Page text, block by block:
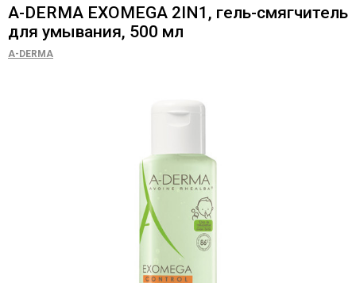
A-DERMA EXOMEGA 2IN1, гель-смягчитель
для умывания, 500 мл
A-DERMA